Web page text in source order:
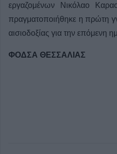
εργαζομένων Νικόλαο
πραγματοποιήθηκε η πρώτη
αισιοδοξίας για την επόμενη
ΦΟΔΣΑ ΘΕΣΣΑΛΙΑΣ